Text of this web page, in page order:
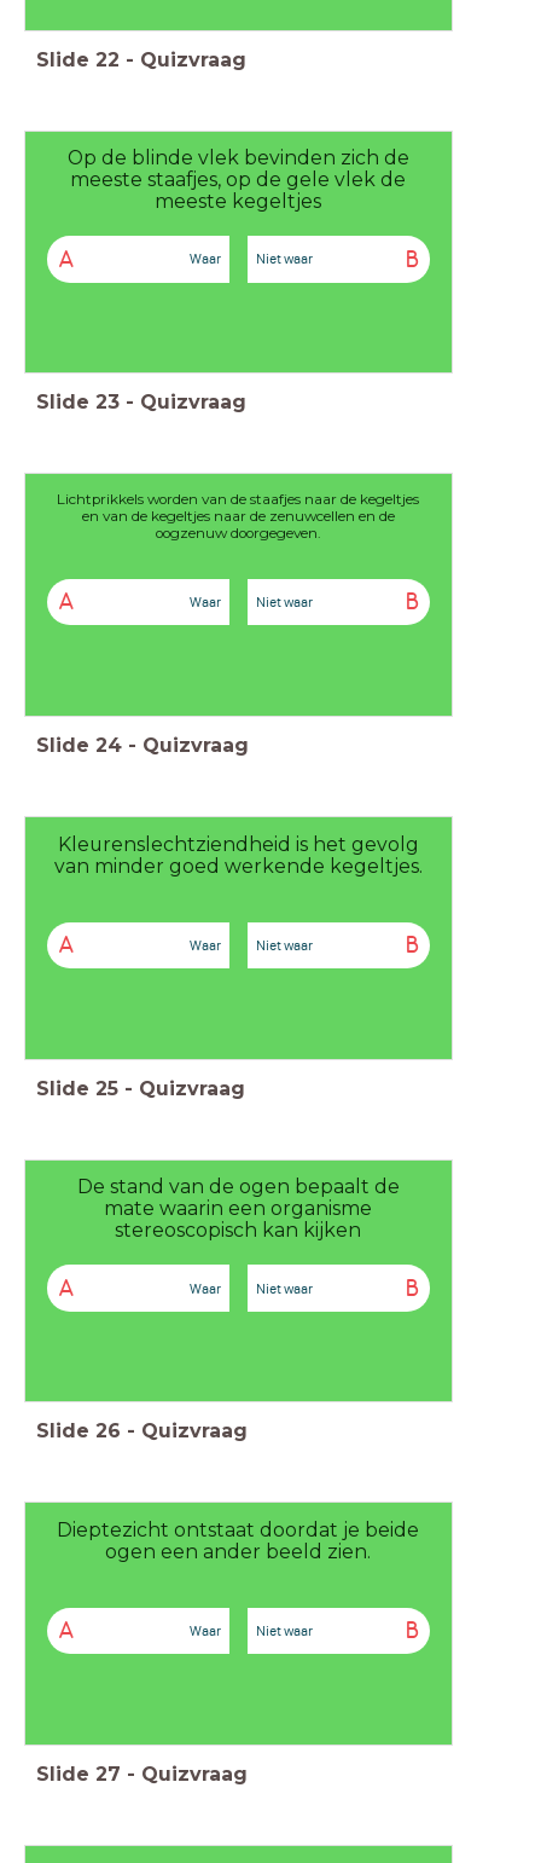
Slide 22 - Quizvraag
Op de blinde vlek bevinden zich de
meeste staafjes, op de gele vlek de
meeste kegeltjes
A Waar B
Niet waar
Slide 23 - Quizvraag
Lichtprikkels worden van de staafjes naar de kegeltjes
en van de kegeltjes naar de zenuwcellen en de
oogzenuw doorgegeven.
A Waar B
Niet waar
Slide 24 - Quizvraag
Kleurenslechtziendheid is het gevolg
van minder goed werkende kegeltjes.
A Waar B
Niet waar
Slide 25 - Quizvraag
De stand van de ogen bepaalt de
mate waarin een organisme
stereoscopisch kan kijken
A Waar B
Niet waar
Slide 26 - Quizvraag
Dieptezicht ontstaat doordat je beide
ogen een ander beeld zien.
A Waar B
Niet waar
Slide 27 - Quizvraag